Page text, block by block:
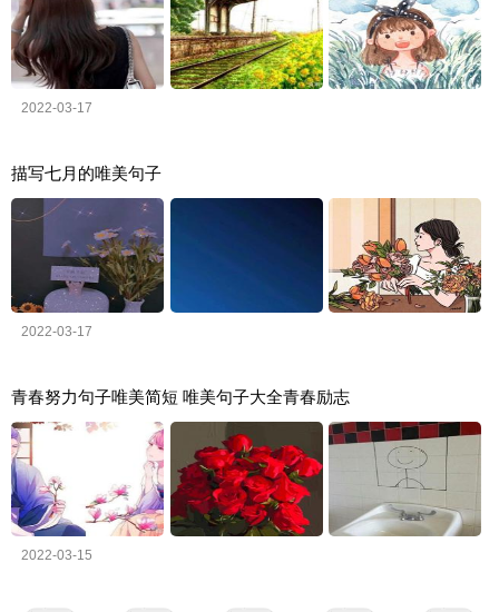
2022-03-17
描写七月的唯美句子
2022-03-17
青春努力句子唯美简短 唯美句子大全青春励志
2022-03-15